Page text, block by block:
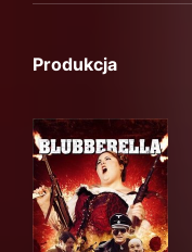
Produkcja